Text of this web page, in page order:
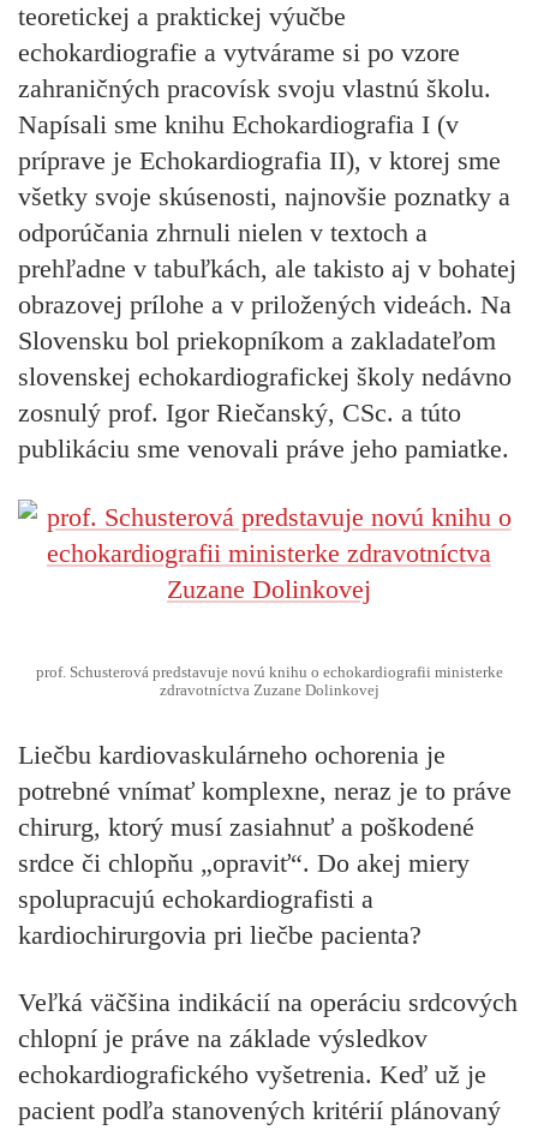
teoretickej a praktickej výučbe
echokardiografie a vytvárame si po vzore
zahraničných pracovísk svoju vlastnú školu.
Napísali sme knihu Echokardiografia I (v
príprave je Echokardiografia II), v ktorej sme
všetky svoje skúsenosti, najnovšie poznatky a
odporúčania zhrnuli nielen v textoch a
prehľadne v tabuľkách, ale takisto aj v bohatej
obrazovej prílohe a v priložených videách. Na
Slovensku bol priekopníkom a zakladateľom
slovenskej echokardiografickej školy nedávno
zosnulý prof. Igor Riečanský, CSc. a túto
publikáciu sme venovali práve jeho pamiatke.
prof. Schusterová predstavuje novú knihu o echokardiografii ministerke
zdravotníctva Zuzane Dolinkovej
Liečbu kardiovaskulárneho ochorenia je
potrebné vnímať komplexne, neraz je to práve
chirurg, ktorý musí zasiahnuť a poškodené
srdce či chlopňu „opraviť“. Do akej miery
spolupracujú echokardiografisti a
kardiochirurgovia pri liečbe pacienta?
Veľká väčšina indikácií na operáciu srdcových
chlopní je práve na základe výsledkov
echokardiografického vyšetrenia. Keď už je
pacient podľa stanovených kritérií plánovaný